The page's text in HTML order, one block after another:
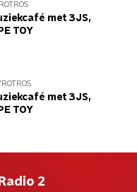
met 3JS,
TOY
met 3JS,
TOY
2